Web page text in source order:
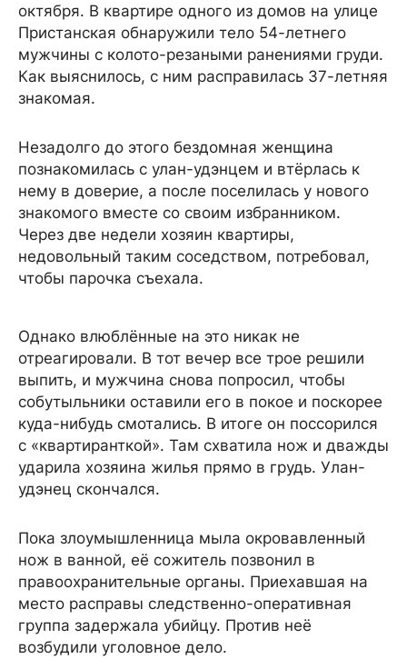
октября. В квартире одного из домов на улице
Пристанская обнаружили тело 54-летнего
мужчины с колото-резаными ранениями груди.
Как выяснилось, с ним расправилась 37-летняя
знакомая.
Незадолго до этого бездомная женщина
познакомилась с улан-удэнцем и втёрлась к
нему в доверие, а после поселилась у нового
знакомого вместе со своим избранником.
Через две недели хозяин квартиры,
недовольный таким соседством, потребовал,
чтобы парочка съехала.
Однако влюблённые на это никак не
отреагировали. В тот вечер все трое решили
выпить, и мужчина снова попросил, чтобы
собутыльники оставили его в покое и поскорее
куда-нибудь смотались. В итоге он поссорился
с «квартиранткой». Там схватила нож и дважды
ударила хозяина жилья прямо в грудь. Улан-
удэнец скончался.
Пока злоумышленница мыла окровавленный
нож в ванной, её сожитель позвонил в
правоохранительные органы. Приехавшая на
место расправы следственно-оперативная
группа задержала убийцу. Против неё
возбудили уголовное дело.